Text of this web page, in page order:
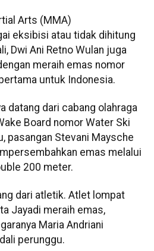
Arts (MMA)
eksibisi atau tidak dihitung
Dwi Ani Retno Wulan juga
meraih emas nomor
untuk Indonesia.
datang dari cabang olahraga
Board nomor Water Ski
pasangan Stevani Maysche
emas melalui
200 meter.
dari atletik. Atlet lompat
Jayadi meraih emas,
Maria Andriani
perunggu.